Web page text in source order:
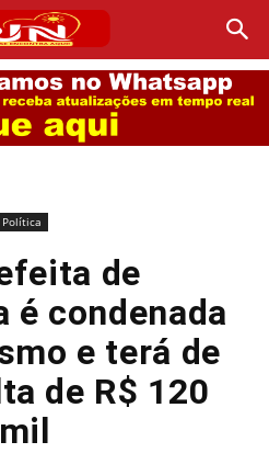
Política
de
é condenada
e terá de
de R$ 120
mil